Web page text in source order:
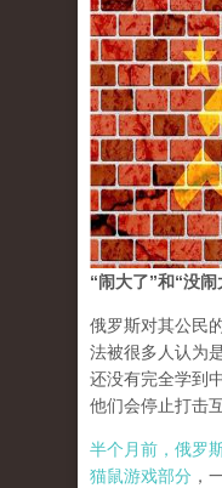
“闹大了”和“没闹
俄罗斯对其公民
法被很多人认为
还没有完全学到
他们会停止打击
半个月前，俄罗
猫鼠游戏部分 ，